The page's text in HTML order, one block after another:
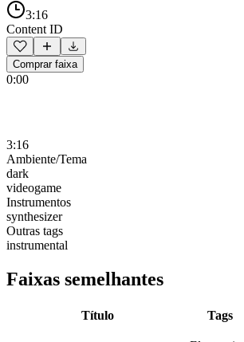
3:16
Content ID
Comprar faixa
0:00
3:16
Ambiente/Tema
dark
videogame
Instrumentos
synthesizer
Outras tags
instrumental
Faixas semelhantes
Título Tags